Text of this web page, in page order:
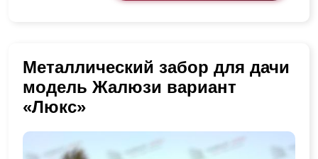
Металлический забор для дачи
модель Жалюзи вариант
«Люкс»